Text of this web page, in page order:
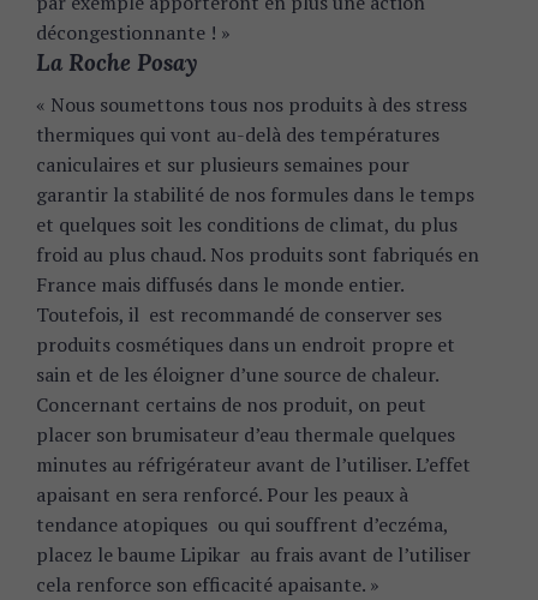
décongestionnante ! »
La Roche Posay
« Nous soumettons tous nos produits à des stress
thermiques qui vont au-delà des températures
caniculaires et sur plusieurs semaines pour
garantir la stabilité de nos formules dans le temps
et quelques soit les conditions de climat, du plus
froid au plus chaud. Nos produits sont fabriqués en
France mais diffusés dans le monde entier.
Toutefois, il est recommandé de conserver ses
produits cosmétiques dans un endroit propre et
sain et de les éloigner d’une source de chaleur.
Concernant certains de nos produit, on peut
placer son brumisateur d’eau thermale quelques
minutes au réfrigérateur avant de l’utiliser. L’effet
apaisant en sera renforcé. Pour les peaux à
tendance atopiques ou qui souffrent d’eczéma,
placez le baume Lipikar au frais avant de l’utiliser
cela renforce son efficacité apaisante. »
S
h
o